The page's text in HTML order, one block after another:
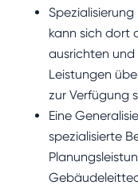
kann sich dort
ausrichten und
Leistungen
zur Verfügung
Eine
spezialisierte